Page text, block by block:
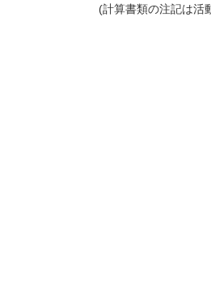
(計算書類の注記は活